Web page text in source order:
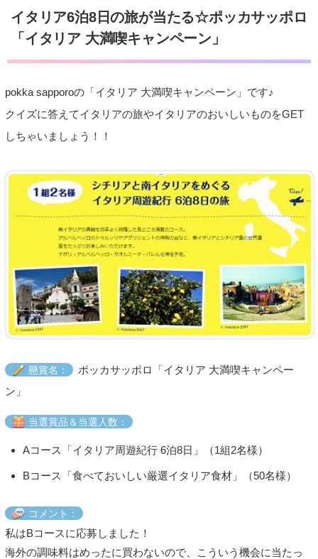
イタリア6泊8日の旅が当たる☆ポッカサッポロ
「イタリア 大満喫キャンペーン」
pokka sapporoの「イタリア 大満喫キャンペーン」です♪
クイズに答えてイタリアの旅やイタリアのおいしいものをGET
しちゃいましょう！！
懸賞名：
ポッカサッポロ「イタリア 大満喫キャンペー
ン」
当選賞品＆当選人数：
Aコース「イタリア周遊紀行 6泊8日」（1組2名様）
Bコース「食べておいしい厳選イタリア食材」（50名様）
コメント：
私はBコースに応募しました！
海外の調味料はめったに買わないので、こういう機会に当たっ